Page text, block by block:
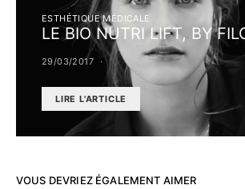
ESTHÉTIQUE MÉDICALE
LE BIO NUTRI LIFT, BY
29/03/2017
LIRE L'ARTICLE
VOUS DEVRIEZ ÉGALEMENT AIMER